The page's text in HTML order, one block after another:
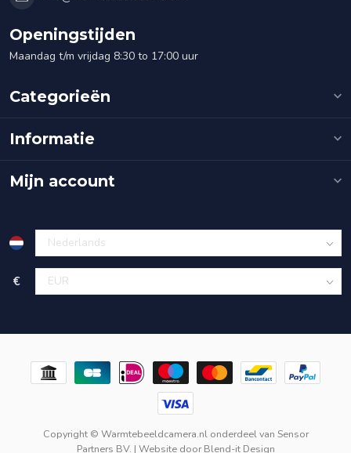
Openingstijden
Maandag t/m vrijdag 8:30 to 17:00 uur
Categorieën
Informatie
Mijn account
€
Copyright © Warmtebeeldcamera.nl onderdeel van Sensor
Partners BV. | Website doorBlend-it Design